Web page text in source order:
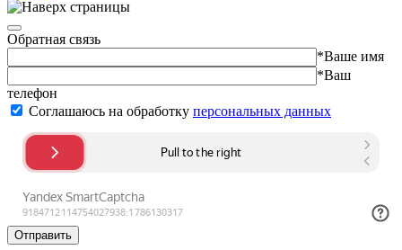
Обратная связь
*Ваше имя
*Ваш
телефон
Соглашаюсь на обработку персональных данных
Отправить